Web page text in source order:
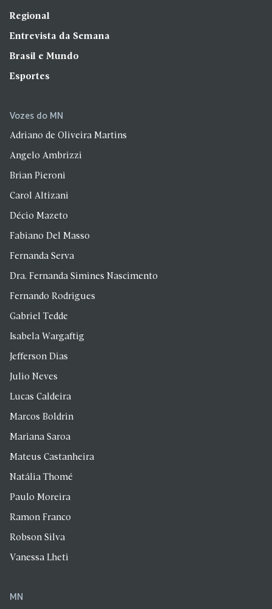
Regional
Entrevista da Semana
Brasil e Mundo
Esportes
Vozes do MN
Adriano de Oliveira Martins
Angelo Ambrizzi
Brian Pieroni
Carol Altizani
Décio Mazeto
Fabiano Del Masso
Fernanda Serva
Dra. Fernanda Simines Nascimento
Fernando Rodrigues
Gabriel Tedde
Isabela Wargaftig
Jefferson Dias
Julio Neves
Lucas Caldeira
Marcos Boldrin
Mariana Saroa
Mateus Castanheira
Natália Thomé
Paulo Moreira
Ramon Franco
Robson Silva
Vanessa Lheti
MN